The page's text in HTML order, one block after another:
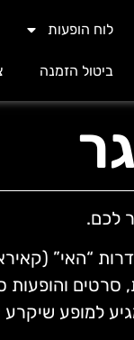
לוח הופעות
ביטול הזמנה
לכם.
“האי”
סרטים
למופע